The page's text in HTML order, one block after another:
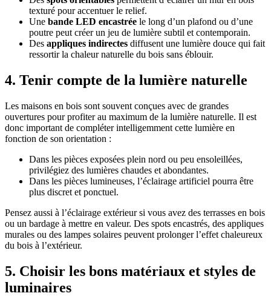
texturé pour accentuer le relief.
Une bande LED encastrée le long d’un plafond ou d’une
poutre peut créer un jeu de lumière subtil et contemporain.
Des appliques indirectes diffusent une lumière douce qui fait
ressortir la chaleur naturelle du bois sans éblouir.
4. Tenir compte de la lumière naturelle
Les maisons en bois sont souvent conçues avec de grandes
ouvertures pour profiter au maximum de la lumière naturelle. Il est
donc important de compléter intelligemment cette lumière en
fonction de son orientation :
Dans les pièces exposées plein nord ou peu ensoleillées,
privilégiez des lumières chaudes et abondantes.
Dans les pièces lumineuses, l’éclairage artificiel pourra être
plus discret et ponctuel.
Pensez aussi à l’éclairage extérieur si vous avez des terrasses en bois
ou un bardage à mettre en valeur. Des spots encastrés, des appliques
murales ou des lampes solaires peuvent prolonger l’effet chaleureux
du bois à l’extérieur.
5. Choisir les bons matériaux et styles de
luminaires